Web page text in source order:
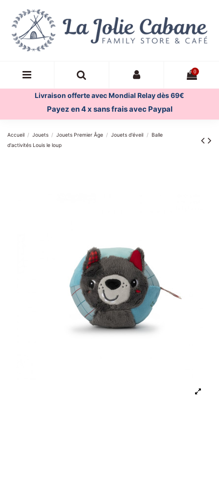
0
Livraison offerte avec Mondial Relay dès 69€
Payez en 4 x sans frais avec Paypal
Accueil Jouets Jouets Premier Âge Jouets d'éveil
Balle
d'activités Louis le loup